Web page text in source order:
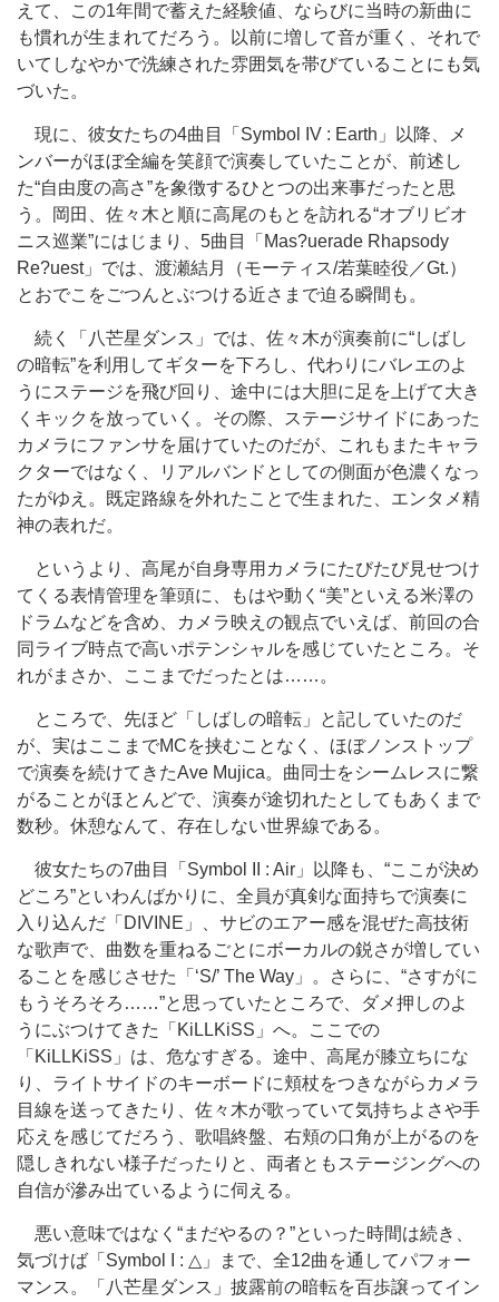
えて、この1年間で蓄えた経験値、ならびに当時の新曲に
も慣れが生まれてだろう。以前に増して音が重く、それで
いてしなやかで洗練された雰囲気を帯びていることにも気
づいた。
現に、彼女たちの4曲目「Symbol IV : Earth」以降、メ
ンバーがほぼ全編を笑顔で演奏していたことが、前述し
た“自由度の高さ”を象徴するひとつの出来事だったと思
う。岡田、佐々木と順に高尾のもとを訪れる“オブリビオ
ニス巡業”にはじまり、5曲目「Mas?uerade Rhapsody
Re?uest」では、渡瀬結月（モーティス/若葉睦役／Gt.）
とおでこをごつんとぶつける近さまで迫る瞬間も。
続く「八芒星ダンス」では、佐々木が演奏前に“しばし
の暗転”を利用してギターを下ろし、代わりにバレエのよ
うにステージを飛び回り、途中には大胆に足を上げて大き
くキックを放っていく。その際、ステージサイドにあった
カメラにファンサを届けていたのだが、これもまたキャラ
クターではなく、リアルバンドとしての側面が色濃くなっ
たがゆえ。既定路線を外れたことで生まれた、エンタメ精
神の表れだ。
というより、高尾が自身専用カメラにたびたび見せつけ
てくる表情管理を筆頭に、もはや動く“美”といえる米澤の
ドラムなどを含め、カメラ映えの観点でいえば、前回の合
同ライブ時点で高いポテンシャルを感じていたところ。そ
れがまさか、ここまでだったとは……。
ところで、先ほど「しばしの暗転」と記していたのだ
が、実はここまでMCを挟むことなく、ほぼノンストップ
で演奏を続けてきたAve Mujica。曲同士をシームレスに繋
がることがほとんどで、演奏が途切れたとしてもあくまで
数秒。休憩なんて、存在しない世界線である。
彼女たちの7曲目「Symbol II : Air」以降も、“ここが決め
どころ”といわんばかりに、全員が真剣な面持ちで演奏に
入り込んだ「DIVINE」、サビのエアー感を混ぜた高技術
な歌声で、曲数を重ねるごとにボーカルの鋭さが増してい
ることを感じさせた「‘S/’ The Way」。さらに、“さすがに
もうそろそろ……”と思っていたところで、ダメ押しのよ
うにぶつけてきた「KiLLKiSS」へ。ここでの
「KiLLKiSS」は、危なすぎる。途中、高尾が膝立ちにな
り、ライトサイドのキーボードに頬杖をつきながらカメラ
目線を送ってきたり、佐々木が歌っていて気持ちよさや手
応えを感じてだろう、歌唱終盤、右頬の口角が上がるのを
隠しきれない様子だったりと、両者ともステージングへの
自信が滲み出ているように伺える。
悪い意味ではなく“まだやるの？”といった時間は続き、
気づけば「Symbol I : △」まで、全12曲を通してパフォー
マンス。「八芒星ダンス」披露前の暗転を百歩譲ってイン